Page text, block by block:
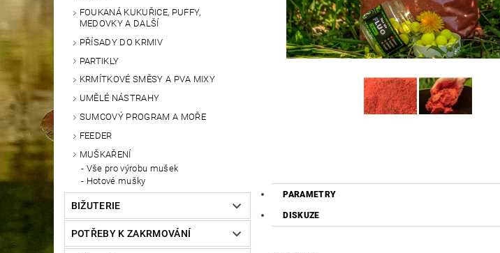
FOUKANÁ KUKUŘICE, PUFFY,
MEDOVKY A DALŠÍ
PŘÍSADY DO KRMIV
PARTIKLY
KRMÍTKOVÉ SMĚSY A PVA MIXY
UMĚLÉ NÁSTRAHY
SUMCOVÝ PROGRAM A MOŘE
FEEDER
MUŠKAŘENÍ
Vše pro výrobu mušek
Hotové mušky
BIŽUTERIE
POTŘEBY K ZAKRMOVÁNÍ
PARAMETRY
DISKUZE